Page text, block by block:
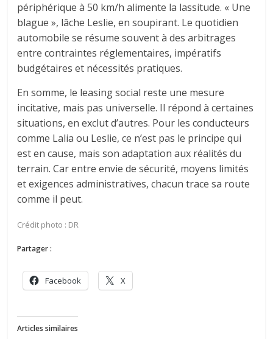
périphérique à 50 km/h alimente la lassitude. « Une
blague », lâche Leslie, en soupirant. Le quotidien
automobile se résume souvent à des arbitrages
entre contraintes réglementaires, impératifs
budgétaires et nécessités pratiques.
En somme, le leasing social reste une mesure
incitative, mais pas universelle. Il répond à certaines
situations, en exclut d’autres. Pour les conducteurs
comme Lalia ou Leslie, ce n’est pas le principe qui
est en cause, mais son adaptation aux réalités du
terrain. Car entre envie de sécurité, moyens limités
et exigences administratives, chacun trace sa route
comme il peut.
Crédit photo : DR
Partager :
Facebook X
Articles similaires